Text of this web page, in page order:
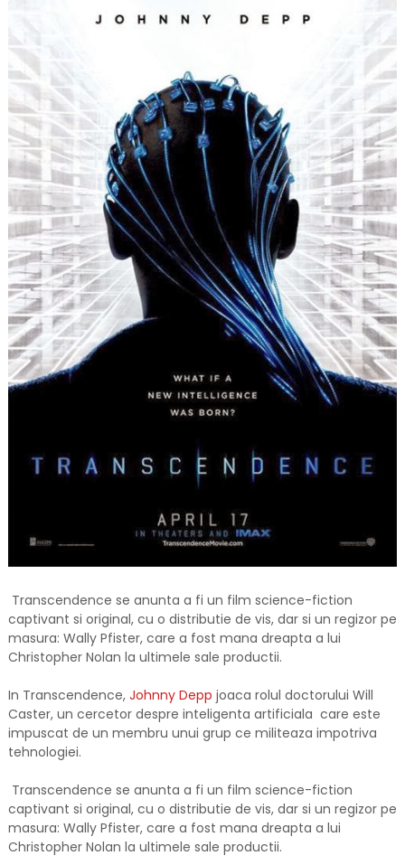
Transcendence se anunta a fi un film science-fiction
captivant si original, cu o distributie de vis, dar si un regizor pe
masura: Wally Pfister, care a fost mana dreapta a lui
Christopher Nolan la ultimele sale productii.
In Transcendence, Johnny Depp joaca rolul doctorului Will
Caster, un cercetor despre inteligenta artificiala care este
impuscat de un membru unui grup ce militeaza impotriva
tehnologiei.
Transcendence se anunta a fi un film science-fiction
captivant si original, cu o distributie de vis, dar si un regizor pe
masura: Wally Pfister, care a fost mana dreapta a lui
Christopher Nolan la ultimele sale productii.